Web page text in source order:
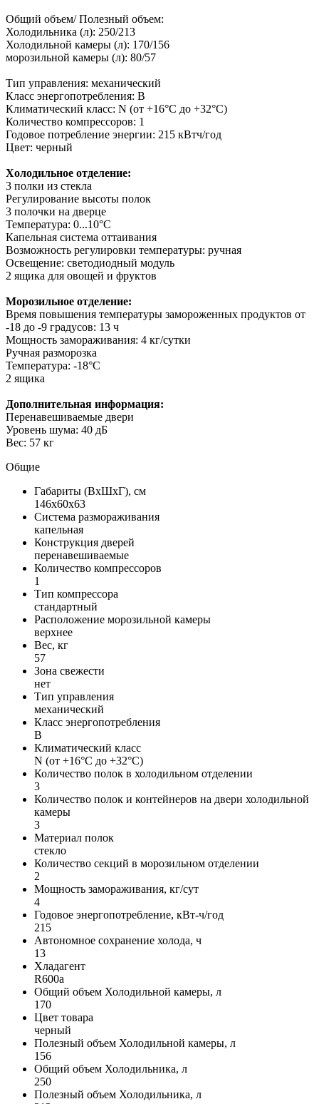
Общий объем/ Полезный объем:
Холодильника (л): 250/213
Холодильной камеры (л): 170/156
морозильной камеры (л): 80/57
Тип управления: механический
Класс энергопотребления: B
Климатический класс: N (от +16°С до +32°С)
Количество компрессоров: 1
Годовое потребление энергии: 215 кВтч/год
Цвет: черный
Холодильное отделение:
3 полки из стекла
Регулирование высоты полок
3 полочки на дверце
Температура: 0...10°С
Капельная система оттаивания
Возможность регулировки температуры: ручная
Освещение: светодиодный модуль
2 ящика для овощей и фруктов
Морозильное отделение:
Время повышения температуры замороженных продуктов от
-18 до -9 градусов: 13 ч
Мощность замораживания: 4 кг/сутки
Ручная разморозка
Температура: -18°С
2 ящика
Дополнительная информация:
Перенавешиваемые двери
Уровень шума: 40 дБ
Вес: 57 кг
Общие
Габариты (ВxШxГ), см
146x60x63
Система размораживания
капельная
Конструкция дверей
перенавешиваемые
Количество компрессоров
1
Тип компрессора
стандартный
Расположение морозильной камеры
верхнее
Вес, кг
57
Зона свежести
нет
Тип управления
механический
Класс энергопотребления
B
Климатический класс
N (от +16°C до +32°C)
Количество полок в холодильном отделении
3
Количество полок и контейнеров на двери холодильной
камеры
3
Материал полок
стекло
Количество секций в морозильном отделении
2
Мощность замораживания, кг/сут
4
Годовое энергопотребление, кВт-ч/год
215
Автономное сохранение холода, ч
13
Хладагент
R600a
Общий объем Холодильной камеры, л
170
Цвет товара
черный
Полезный объем Холодильной камеры, л
156
Общий объем Холодильника, л
250
Полезный объем Холодильника, л